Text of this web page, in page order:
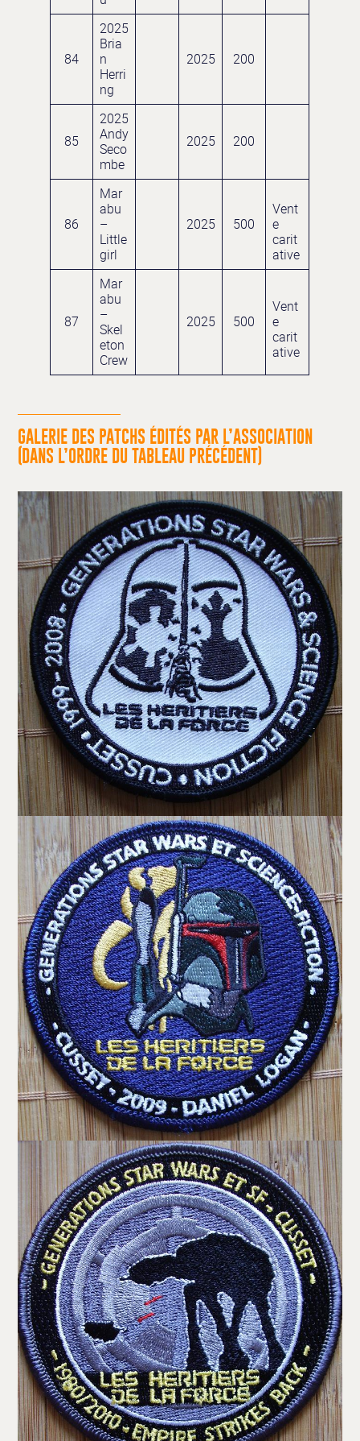
84
2025
Bria
n
Herri
ng
2025 200
85
2025
Andy
Seco
mbe
2025 200
86
Mar
abu
–
Little
girl
2025 500
Vent
e
carit
ative
87
Mar
abu
–
Skel
eton
Crew
2025 500
Vent
e
carit
ative
GALERIE DES PATCHS ÉDITÉS PAR L’ASSOCIATION
(DANS L’ORDRE DU TABLEAU PRÉCÉDENT)